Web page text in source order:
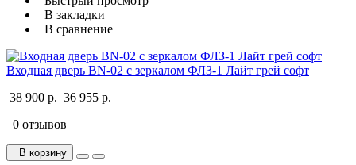
В закладки
В сравнение
Входная дверь BN-02 с зеркалом ФЛЗ-1 Лайт грей софт
38 900 р. 36 955 р.
0 отзывов
В корзину